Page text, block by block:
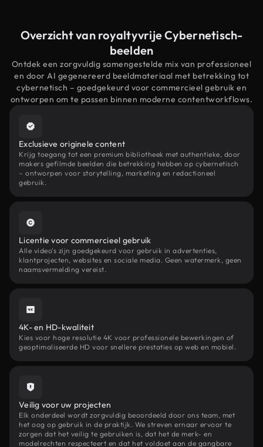
Overzicht van royaltyvrije Cybernetisch-
beelden
Ontdek een zorgvuldig samengestelde mix van professioneel
en door AI gegenereerd beeldmateriaal met betrekking tot
cybernetisch – goedgekeurd voor commercieel gebruik en
ontworpen om te passen binnen moderne contentworkflows.
Exclusieve originele content
Krijg toegang tot een premium bibliotheek met authentieke, door
makers gefilmde beelden die betrekking hebben op cybernetisch
– ontworpen voor storytelling, marketing en redactioneel
gebruik.
Licentie voor commercieel gebruik
Alle video's zijn goedgekeurd voor gebruik in advertenties,
klantprojecten, websites en sociale media. Geen watermerk, geen
naamsvermelding vereist.
4K- en HD-kwaliteit
Kies voor hoge resolutie 4K voor professionele bewerkingen of
geoptimaliseerde HD voor snellere prestaties op web en mobiel.
Veilig voor uw projecten
Elk onderdeel wordt zorgvuldig beoordeeld door ons team, met
het oog op gebruik in de praktijk. We streven ernaar ervoor te
zorgen dat het veilig te gebruiken is, dat het de merk- en
modelrechten respecteert en dat het voldoet aan de gangbare